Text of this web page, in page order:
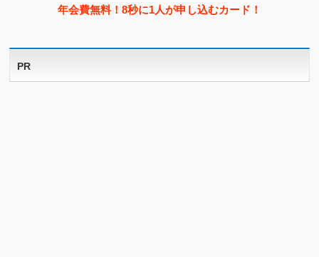
年会費無料！8秒に1人が申し込むカード！
PR